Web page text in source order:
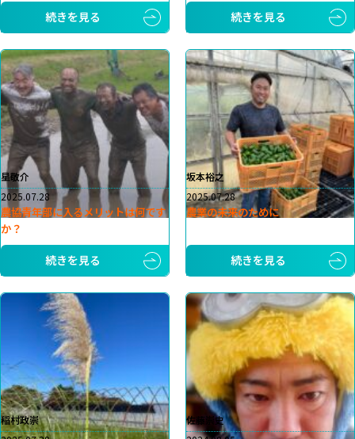
続きを見る
続きを見る
星敬介
2025.07.28
農協青年部に入るメリットは何です
か？
続きを見る
坂本裕之
2025.07.28
農業の未来のために
続きを見る
稲村政崇
佐藤崇史